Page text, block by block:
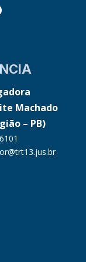
Machado
– PB)